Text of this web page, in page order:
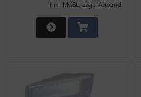
inkl .MwSt., zzgl. Versand